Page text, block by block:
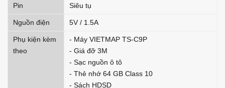
Pin Siêu tụ
Nguồn điện 5V / 1.5A
Phụ kiện kèm
theo
- Máy VIETMAP TS-C9P
- Giá đỡ 3M
- Sạc nguồn ô tô
- Thẻ nhớ 64 GB Class 10
- Sách HDSD